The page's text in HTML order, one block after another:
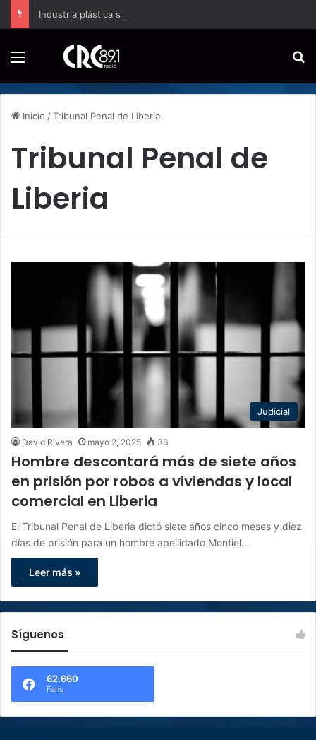
Industria plástica se suma a la economía circular
Inicio /Tribunal Penal de Liberia
Tribunal Penal de
Liberia
Judicial
David Rivera mayo 2, 2025 36
Hombre descontará más de siete años
en prisión por robos a viviendas y local
comercial en Liberia
El Tribunal Penal de Liberia dictó siete años cinco meses y diez
días de prisión para un hombre apellidado Montiel…
Leer más »
Síguenos
62.660
Fans